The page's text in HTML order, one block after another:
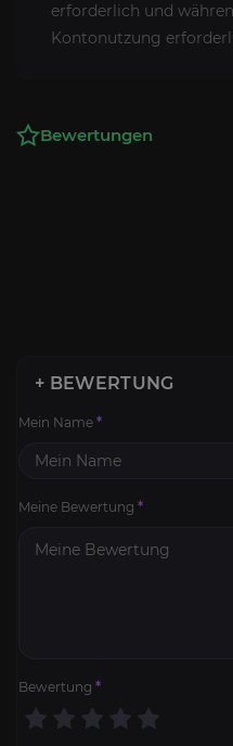
erforderlich und
Kontonutzung
Bewertungen
+ BEWERTUNG
Mein Name *
Meine Bewertung *
Bewertung *